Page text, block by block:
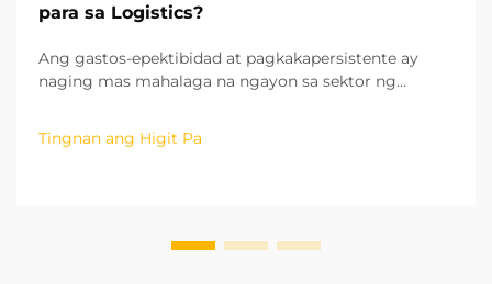
para sa Logistics?
Ang gastos-epektibidad at pagkakapersistente ay
naging mas mahalaga na ngayon sa sektor ng
kagamitan sa paghawak ng materyales upang
mapabilis ang kahusayan ng operasyon. Ang
Tingnan ang Higit Pa